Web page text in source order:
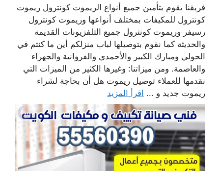
فريقنا يقوم بتأمين جميع أنواع الريموت كونترول ريموت
كونترول للمكيفات بمختلف أنواعها وريموت كونترول
رسيفر وريموت كونترول جميع التلفزيونات القديمة
والحديثة كما نقوم بتوصيلها لباب منزلكم أين ما كنتم في
الحولي ومبارك الكبير والأحمدي والفروانية والجهراء
والعاصمة. ومن ميزاتنا: وغيرها الكثير من الميزات التي
نقدمها للعملاء توصيل ريموت هل أن بحاجة لشراء
ريموت جديد و ... اقرأ المزيد